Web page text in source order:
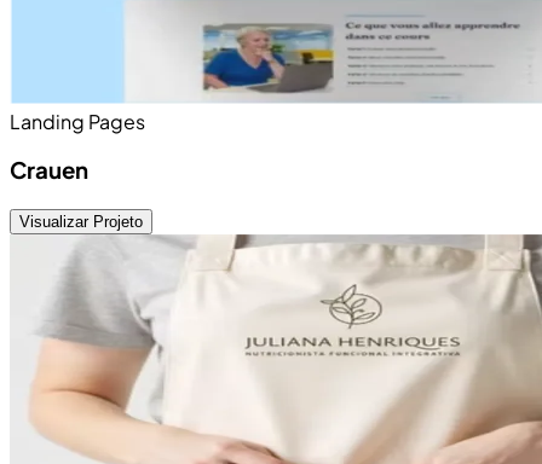
Landing Pages
Crauen
Visualizar Projeto